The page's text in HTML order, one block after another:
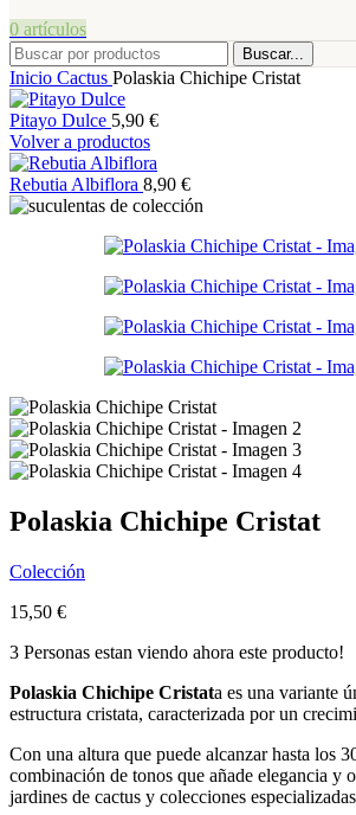
0 artículos
Buscar...
Inicio Cactus Polaskia Chichipe Cristat
Pitayo Dulce 5,90 €
Volver a productos
Rebutia Albiflora 8,90 €
Polaskia Chichipe Cristat
Colección
15,50 €
3 Personas estan viendo ahora este producto!
Polaskia Chichipe Cristata es una variante
estructura cristata, caracterizada por un
Con una altura que puede alcanzar hasta los
combinación de tonos que añade elegancia
jardines de cactus y colecciones